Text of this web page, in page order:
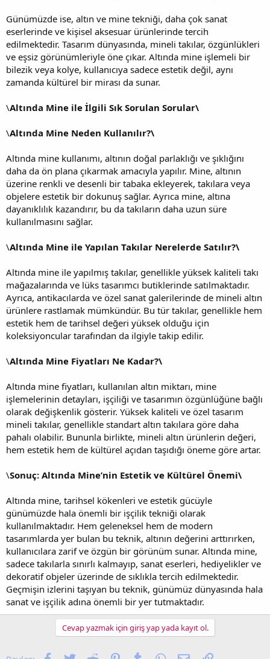
Günümüzde ise, altın ve mine tekniği, daha çok sanat
eserlerinde ve kişisel aksesuar ürünlerinde tercih
edilmektedir. Tasarım dünyasında, mineli takılar, özgünlükleri
ve eşsiz görünümleriyle öne çıkar. Altında mine işlemeli bir
bilezik veya kolye, kullanıcıya sadece estetik değil, aynı
zamanda kültürel bir mirası da sunar.
\Altında Mine ile İlgili Sık Sorulan Sorular\
\Altında Mine Neden Kullanılır?\
Altında mine kullanımı, altının doğal parlaklığı ve şıklığını
daha da ön plana çıkarmak amacıyla yapılır. Mine, altının
üzerine renkli ve desenli bir tabaka ekleyerek, takılara veya
objelere estetik bir dokunuş sağlar. Ayrıca mine, altına
dayanıklılık kazandırır, bu da takıların daha uzun süre
kullanılmasını sağlar.
\Altında Mine ile Yapılan Takılar Nerelerde Satılır?\
Altında mine ile yapılmış takılar, genellikle yüksek kaliteli takı
mağazalarında ve lüks tasarımcı butiklerinde satılmaktadır.
Ayrıca, antikacılarda ve özel sanat galerilerinde de mineli altın
ürünlere rastlamak mümkündür. Bu tür takılar, genellikle hem
estetik hem de tarihsel değeri yüksek olduğu için
koleksiyoncular tarafından da ilgiyle takip edilir.
\Altında Mine Fiyatları Ne Kadar?\
Altında mine fiyatları, kullanılan altın miktarı, mine
işlemelerinin detayları, işçiliği ve tasarımın özgünlüğüne bağlı
olarak değişkenlik gösterir. Yüksek kaliteli ve özel tasarım
mineli takılar, genellikle standart altın takılara göre daha
pahalı olabilir. Bununla birlikte, mineli altın ürünlerin değeri,
hem estetik hem de kültürel açıdan taşıdığı öneme göre artar.
\Sonuç: Altında Mine’nin Estetik ve Kültürel Önemi\
Altında mine, tarihsel kökenleri ve estetik gücüyle
günümüzde hala önemli bir işçilik tekniği olarak
kullanılmaktadır. Hem geleneksel hem de modern
tasarımlarda yer bulan bu teknik, altının değerini arttırırken,
kullanıcılara zarif ve özgün bir görünüm sunar. Altında mine,
sadece takılarla sınırlı kalmayıp, sanat eserleri, hediyelikler ve
dekoratif objeler üzerinde de sıklıkla tercih edilmektedir.
Geçmişin izlerini taşıyan bu teknik, günümüz dünyasında hala
sanat ve işçilik adına önemli bir yer tutmaktadır.
Cevap yazmak için giriş yap yada kayıt ol.